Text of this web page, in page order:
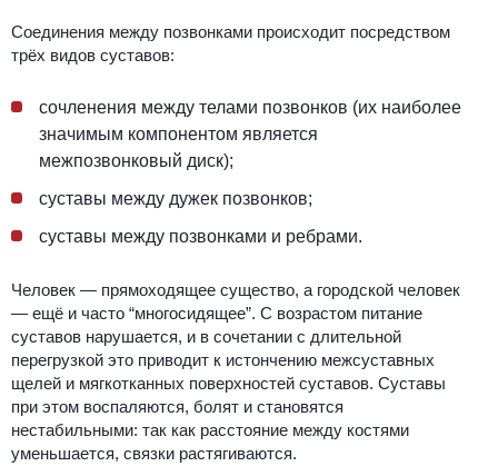
Соединения между позвонками происходит посредством
трёх видов суставов:
сочленения между телами позвонков (их наиболее
значимым компонентом является
межпозвонковый диск);
суставы между дужек позвонков;
суставы между позвонками и ребрами.
Человек — прямоходящее существо, а городской человек
— ещё и часто “многосидящее”. С возрастом питание
суставов нарушается, и в сочетании с длительной
перегрузкой это приводит к истончению межсуставных
щелей и мягкотканных поверхностей суставов. Суставы
при этом воспаляются, болят и становятся
нестабильными: так как расстояние между костями
уменьшается, связки растягиваются.